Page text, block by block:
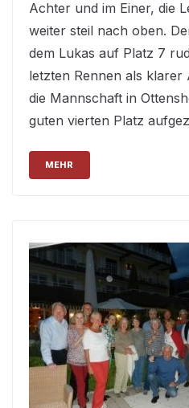
Achter und im Einer, die
weiter steil nach oben.
dem Lukas auf Platz 7
letzten Rennen als klarer
die Mannschaft in
guten vierten Platz
MEHR